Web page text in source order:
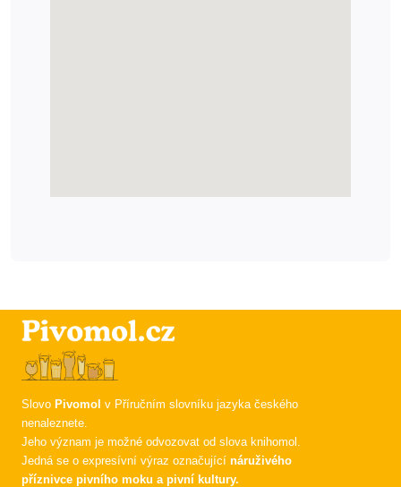
Slovo Pivomol v Příručním slovníku jazyka českého
nenaleznete.
Jeho význam je možné odvozovat od slova knihomol.
Jedná se o expresívní výraz označující náruživého
příznivce pivního moku a pivní kultury.